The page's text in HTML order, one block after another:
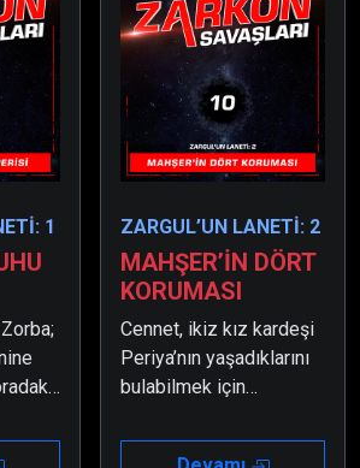
1 ZARGUL’UN LANETİ: 2
MAHŞER’İN DÖRT
KORUMASI
Cennet, ikiz kız kardeşi
Periya’nın yaşadıklarını
bulabilmek için
birlikte çalışmaya